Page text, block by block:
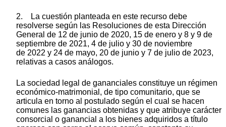
2. La cuestión planteada en este recurso debe
resolverse según las Resoluciones de esta Dirección
General de 12 de junio de 2020, 15 de enero y 8 y 9 de
septiembre de 2021, 4 de julio y 30 de noviembre
de 2022 y 24 de mayo, 20 de junio y 7 de julio de 2023,
relativas a casos análogos.
La sociedad legal de gananciales constituye un régimen
económico-matrimonial, de tipo comunitario, que se
articula en torno al postulado según el cual se hacen
comunes las ganancias obtenidas y que atribuye carácter
consorcial o ganancial a los bienes adquiridos a título